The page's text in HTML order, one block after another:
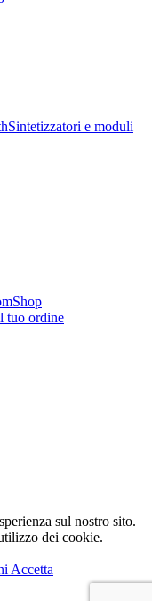
Sintetizzatori e moduli
Shop
tuo ordine
sul nostro sito.
dei cookie.
Accetta